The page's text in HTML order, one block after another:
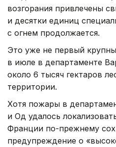
возгорания привлечены
и десятки единиц
с огнем продолжается.
Это уже не первый
в июле в департаменте
около 6 тысяч гектаров
территории.
Хотя пожары в
и Од удалось
Франции по-прежнему
предупреждение о